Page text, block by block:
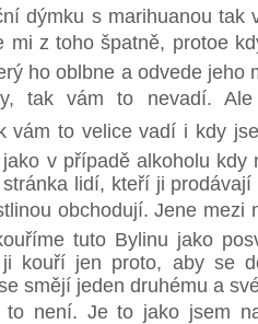
dýmku s marihuanou tak
mi z toho špatně, protoe
ho oblbne a odvede jeho
tak vám to nevadí. Ale
vám to velice vadí i kdy
v případě alkoholu kdy
lidí, kteří ji
obchodují. Jene
tuto Bylinu jako
kouří jen proto, aby se
smějí jeden druhému a
není. Je to jako jsem